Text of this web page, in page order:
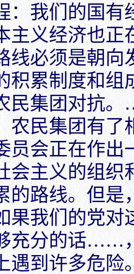
：我们的国有
主义经济也
线必须是朝向
积累制度和组
民集团对抗
农民集团有了
员会正在作出
会主义的组织
的路线。但是
果我们的党对
充分的话……
遇到许多危险